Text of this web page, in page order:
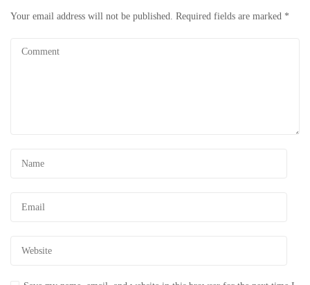
Your email address will not be published. Required fields are marked *